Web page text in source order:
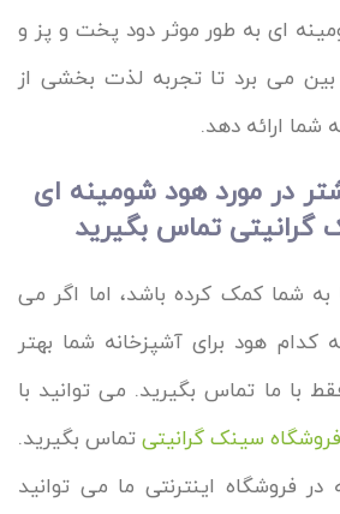
ای به طور موثر دود پخت و پز و
می برد تا تجربه لذت بخشی از
شما ارائه دهد.
در مورد هود شومینه ای
گرانیتی تماس بگیرید
به شما کمک کرده باشد، اما اگر می
کدام هود برای آشپزخانه شما بهتر
با ما تماس بگیرید. می توانید با
فروشگاه سینک گرانیتی تماس بگیرید.
در فروشگاه اینترنتی ما می توانید